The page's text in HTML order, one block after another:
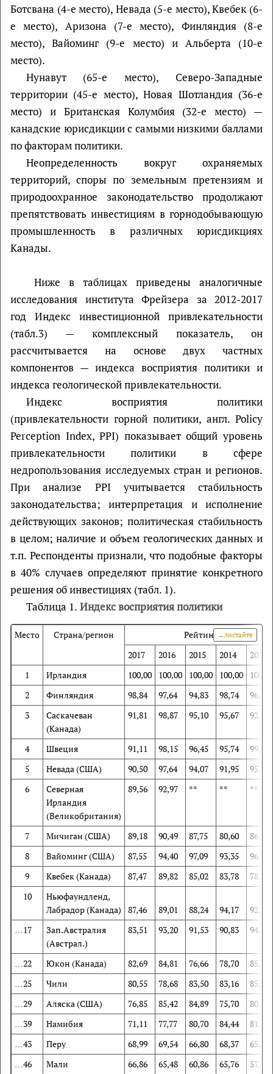
Ботсвана (4-е место), Невада (5-е место), Квебек (6-
е место), Аризона (7-е место), Финляндия (8-е
место), Вайоминг (9-е место) и Альберта (10-е
место).
Нунавут (65-е место), Северо-Западные
территории (45-е место), Новая Шотландия (36-е
место) и Британская Колумбия (32-е место) —
канадские юрисдикции с самыми низкими баллами
по факторам политики.
Неопределенность вокруг охраняемых
территорий, споры по земельным претензиям и
природоохранное законодательство продолжают
препятствовать инвестициям в горнодобывающую
промышленность в различных юрисдикциях
Канады.
Ниже в таблицах приведены аналогичные
исследования института Фрейзера за 2012-2017
год Индекс инвестиционной привлекательности
(табл.3) — комплексный показатель, он
рассчитывается на основе двух частных
компонентов — индекса восприятия политики и
индекса геологической привлекательности.
Индекс восприятия политики
(привлекательности горной политики, англ. Policy
Perception Index, PPI) показывает общий уровень
привлекательности политики в сфере
недропользования исследуемых стран и регионов.
При анализе PPI учитывается стабильность
законодательства; интерпретация и исполнение
действующих законов; политическая стабильность
в целом; наличие и объем геологических данных и
т.п. Респонденты признали, что подобные факторы
в 40% случаев определяют принятие конкретного
решения об инвестициях (табл. 1).
Таблица 1. Индекс восприятия политики
Место Страна/регион
Рейтинг
2017
2016 2015 2014
2013
1
Ирландия 100,00 100,00 100,00 100,00
100,00
2
Финляндия 98,84 97,64 94,83 98,74
96,81
3
Саскачеван
(Канада)
91,81 98,87 95,10 95,67 92,43
4 Швеция 91,11 98,15 96,45 95,74
99,65
5
Невада (США) 90,50 97,64 94,07 91,95
95,97
6
Северная
Ирландия
(Великобритания)
89,56 92,97 ** ** **
7 Мичиган (США) 89,18 90,49 87,75 80,60
86,57
8
Вайоминг (США) 87,55 94,40 97,09 93,35
96,95
9
Квебек (Канада) 87,47 89,82 85,02 83,78
78,37
10
Ньюфаундленд,
Лабрадор (Канада)
87,46 89,01 88,24 94,17
92,75
…17
Зап.Австралия
(Австрал.)
83,51 93,20 91,53 90,83 94,19
…22 Юкон (Канада) 82,69 84,81 76,66 78,70
85,13
…25
Чили 80,55 78,68 83,50 83,16
85,89
…29
Аляска (США) 76,85 85,42 84,89 75,70
80,99
…39
Намибия 71,11 77,77 80,70 84,44
81,52
…43
Перу 68,99 69,54 66,80 68,37
65,29
…46
Мали 66,86 65,48 60,86 65,76 57,21